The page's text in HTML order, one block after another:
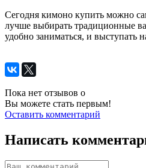
Сегодня кимоно купить можно
лучше выбирать традиционные
удобно заниматься, и выступать
Пока нет отзывов о
Вы можете стать первым!
Оставить комментарий
Написать